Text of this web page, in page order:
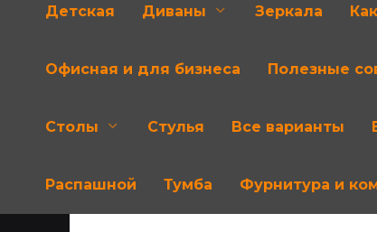
Детская Диваны Зеркала
Офисная и для бизнеса Полезные
Столы Стулья Все варианты
Распашной Тумба Фурнитура и